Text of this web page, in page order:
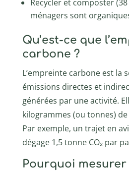
Recycler et composter
ménagers sont
Qu’est-ce que
carbone ?
L’empreinte carbone est la
émissions directes et
générées par une activité.
kilogrammes (ou tonnes) de
Par exemple, un trajet en
dégage 1,5 tonne CO₂ par
Pourquoi mesurer